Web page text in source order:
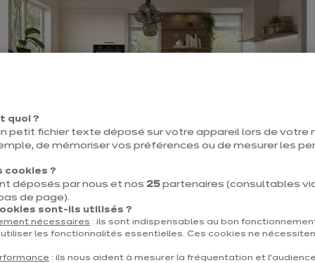
le détail du prix
Moda familiale
6 266€
euros / TVAC 6%
6 885€ euros
/ TVAC 21%
Prix avec électroménagers compris
quoi ?
petit fichier texte déposé sur votre appareil lors de votre
de mémoriser vos préférences ou de mesurer les
cookies ?
déposés par nous et nos 25 partenaires (consultables
de page).
sont-ils utilisés ?
nécessaires : ils sont indispensables au bon
les fonctionnalités essentielles. Ces cookies ne
: ils nous aident à mesurer la fréquentation et